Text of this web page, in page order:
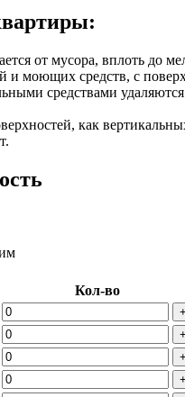
от мусора, вплоть до
моющих средств, с
средствами
как
Кол-во
+
+
+
+